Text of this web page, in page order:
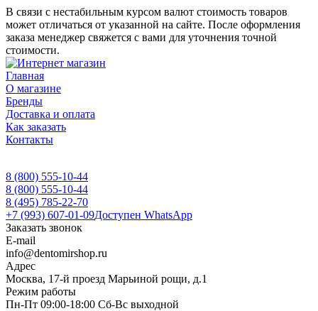
В связи с нестабильным курсом валют стоимость товаров
может отличаться от указанной на сайте. После оформления
заказа менеджер свяжется с вами для уточнения точной
стоимости.
Главная
О магазине
Бренды
Доставка и оплата
Как заказать
Контакты
8 (800) 555-10-44
8 (800) 555-10-44
8 (495) 785-22-70
+7 (993) 607-01-09Доступен WhatsApp
Заказать звонок
E-mail
info@dentomirshop.ru
Адрес
Москва, 17-й проезд Марьиной рощи, д.1
Режим работы
Пн-Пт 09:00-18:00 Сб-Вс выходной